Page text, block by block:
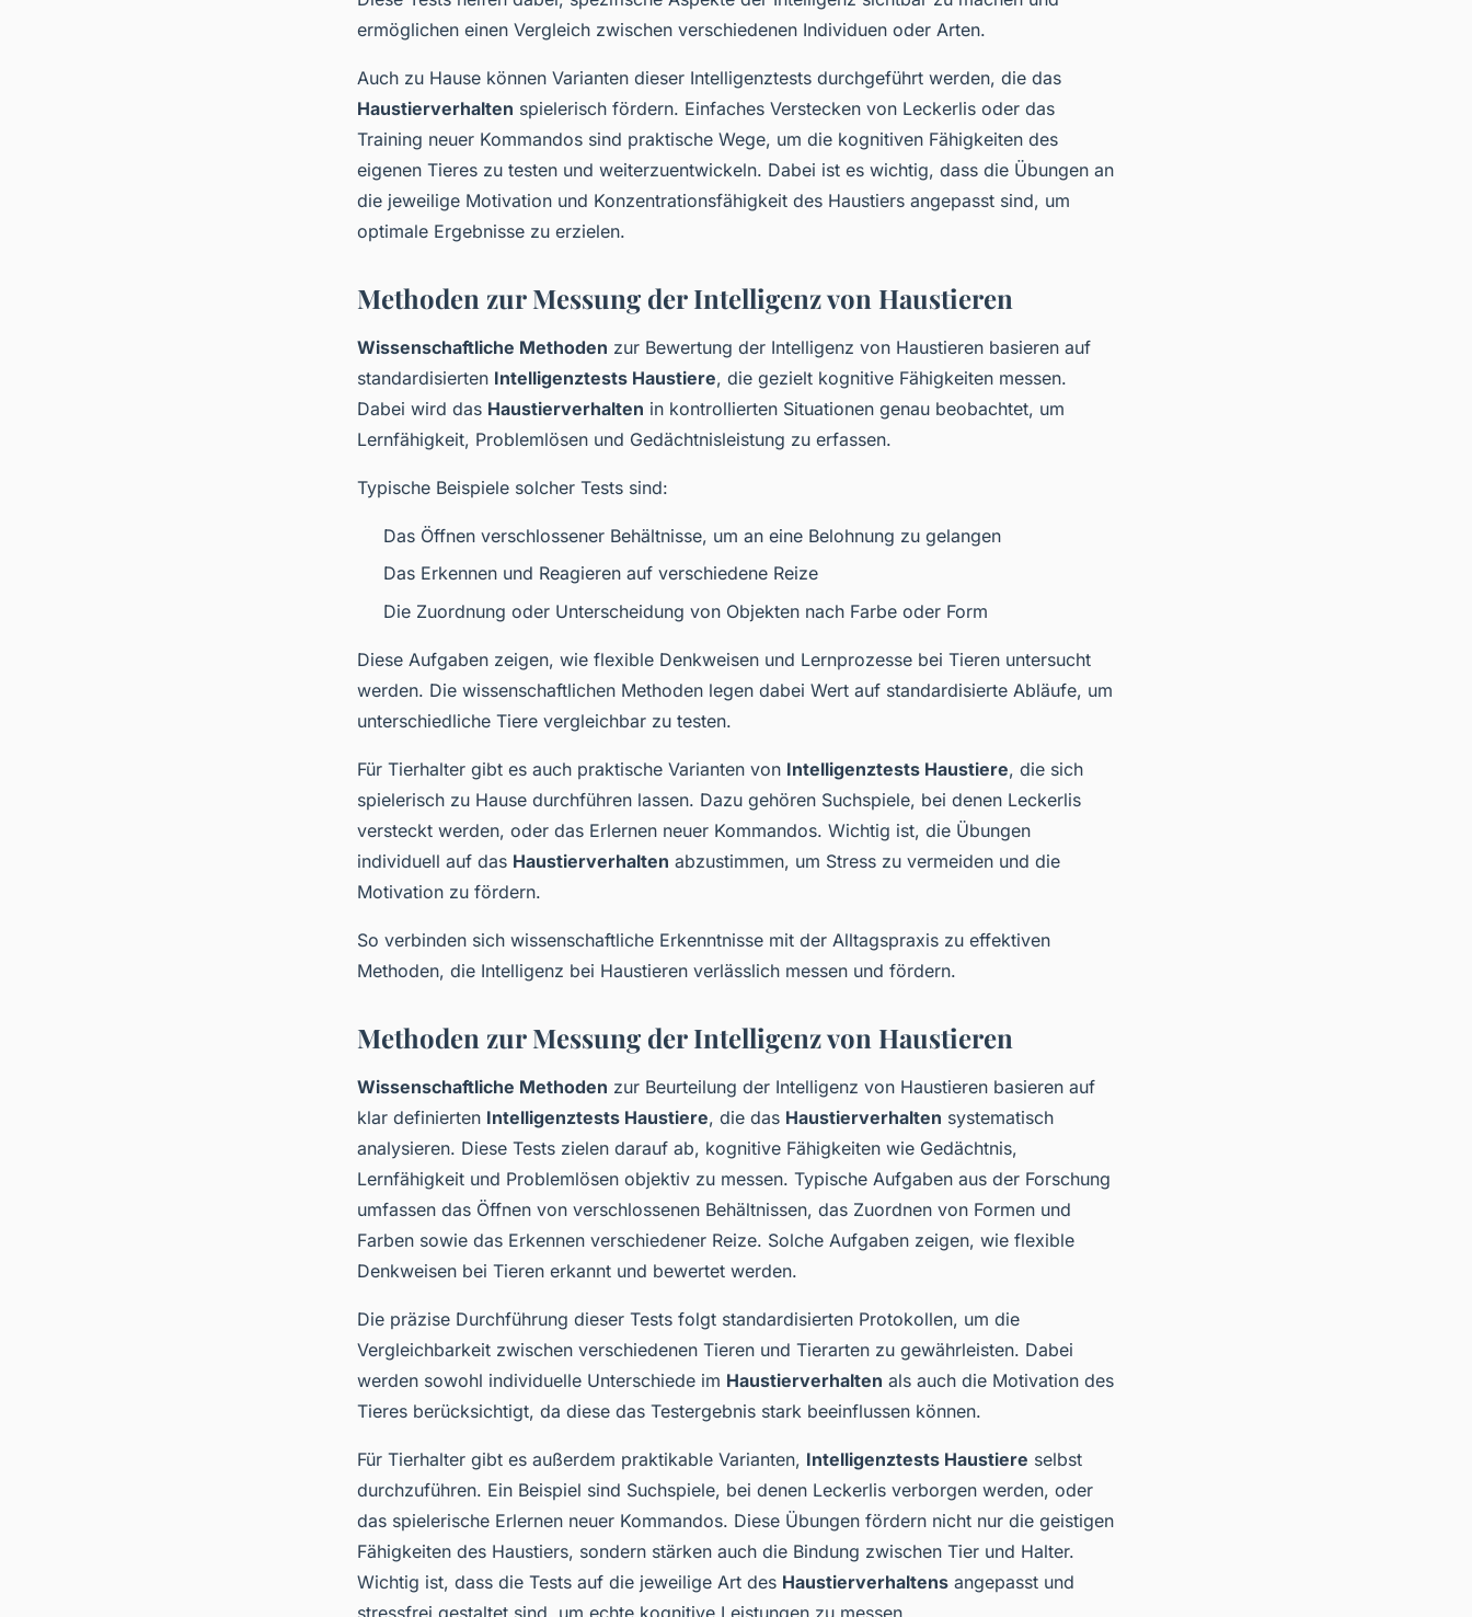
ermöglichen einen Vergleich zwischen verschiedenen Individuen oder Arten.
Auch zu Hause können Varianten dieser Intelligenztests durchgeführt werden, die das
Haustierverhalten spielerisch fördern. Einfaches Verstecken von Leckerlis oder das
Training neuer Kommandos sind praktische Wege, um die kognitiven Fähigkeiten des
eigenen Tieres zu testen und weiterzuentwickeln. Dabei ist es wichtig, dass die Übungen an
die jeweilige Motivation und Konzentrationsfähigkeit des Haustiers angepasst sind, um
optimale Ergebnisse zu erzielen.
Methoden zur Messung der Intelligenz von Haustieren
Wissenschaftliche Methoden zur Bewertung der Intelligenz von Haustieren basieren auf
standardisierten Intelligenztests Haustiere, die gezielt kognitive Fähigkeiten messen.
Dabei wird das Haustierverhalten in kontrollierten Situationen genau beobachtet, um
Lernfähigkeit, Problemlösen und Gedächtnisleistung zu erfassen.
Typische Beispiele solcher Tests sind:
Das Öffnen verschlossener Behältnisse, um an eine Belohnung zu gelangen
Das Erkennen und Reagieren auf verschiedene Reize
Die Zuordnung oder Unterscheidung von Objekten nach Farbe oder Form
Diese Aufgaben zeigen, wie flexible Denkweisen und Lernprozesse bei Tieren untersucht
werden. Die wissenschaftlichen Methoden legen dabei Wert auf standardisierte Abläufe, um
unterschiedliche Tiere vergleichbar zu testen.
Für Tierhalter gibt es auch praktische Varianten von Intelligenztests Haustiere, die sich
spielerisch zu Hause durchführen lassen. Dazu gehören Suchspiele, bei denen Leckerlis
versteckt werden, oder das Erlernen neuer Kommandos. Wichtig ist, die Übungen
individuell auf das Haustierverhalten abzustimmen, um Stress zu vermeiden und die
Motivation zu fördern.
So verbinden sich wissenschaftliche Erkenntnisse mit der Alltagspraxis zu effektiven
Methoden, die Intelligenz bei Haustieren verlässlich messen und fördern.
Methoden zur Messung der Intelligenz von Haustieren
Wissenschaftliche Methoden zur Beurteilung der Intelligenz von Haustieren basieren auf
klar definierten Intelligenztests Haustiere, die das Haustierverhalten systematisch
analysieren. Diese Tests zielen darauf ab, kognitive Fähigkeiten wie Gedächtnis,
Lernfähigkeit und Problemlösen objektiv zu messen. Typische Aufgaben aus der Forschung
umfassen das Öffnen von verschlossenen Behältnissen, das Zuordnen von Formen und
Farben sowie das Erkennen verschiedener Reize. Solche Aufgaben zeigen, wie flexible
Denkweisen bei Tieren erkannt und bewertet werden.
Die präzise Durchführung dieser Tests folgt standardisierten Protokollen, um die
Vergleichbarkeit zwischen verschiedenen Tieren und Tierarten zu gewährleisten. Dabei
werden sowohl individuelle Unterschiede im Haustierverhalten als auch die Motivation des
Tieres berücksichtigt, da diese das Testergebnis stark beeinflussen können.
Für Tierhalter gibt es außerdem praktikable Varianten, Intelligenztests Haustiere selbst
durchzuführen. Ein Beispiel sind Suchspiele, bei denen Leckerlis verborgen werden, oder
das spielerische Erlernen neuer Kommandos. Diese Übungen fördern nicht nur die geistigen
Fähigkeiten des Haustiers, sondern stärken auch die Bindung zwischen Tier und Halter.
Wichtig ist, dass die Tests auf die jeweilige Art des Haustierverhaltens angepasst und
stressfrei gestaltet sind, um echte kognitive Leistungen zu messen.